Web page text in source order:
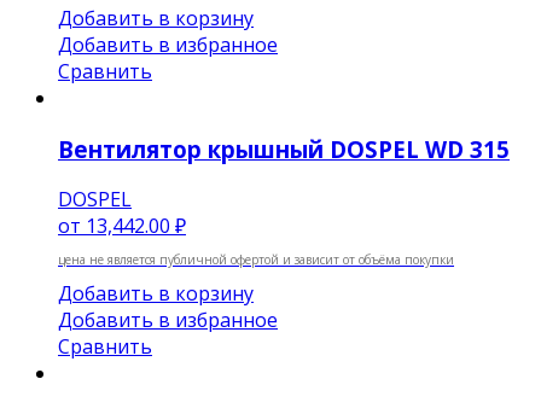
Добавить в корзину
Добавить в избранное
Сравнить
Вентилятор крышный DOSPEL WD 315
DOSPEL
от 13,442.00 ₽
цена не является публичной офертой и зависит от объёма покупки
Добавить в корзину
Добавить в избранное
Сравнить